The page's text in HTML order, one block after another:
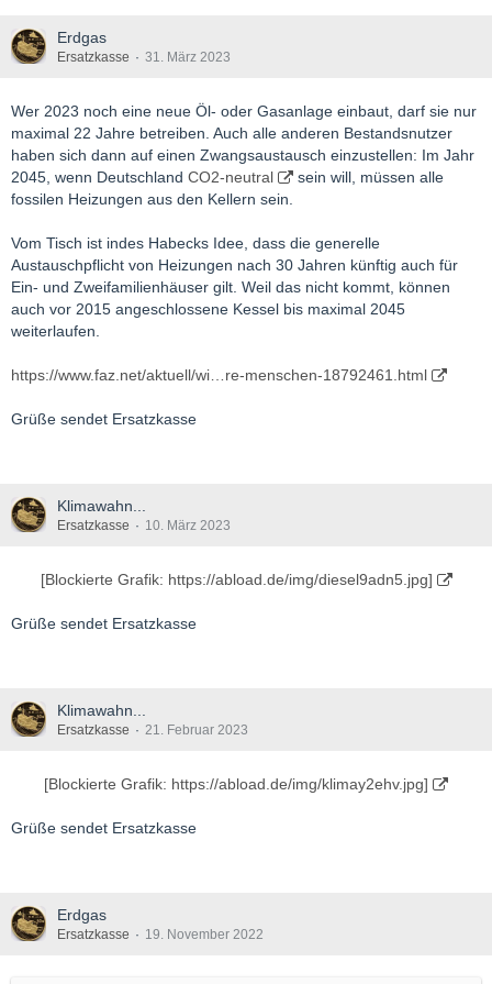
Erdgas
Ersatzkasse 31. März 2023
Wer 2023 noch eine neue Öl- oder Gasanlage einbaut, darf sie nur
maximal 22 Jahre betreiben. Auch alle anderen Bestandsnutzer
haben sich dann auf einen Zwangsaustausch einzustellen: Im Jahr
2045, wenn Deutschland CO2-neutral
sein will, müssen alle
fossilen Heizungen aus den Kellern sein.
Vom Tisch ist indes Habecks Idee, dass die generelle
Austauschpflicht von Heizungen nach 30 Jahren künftig auch für
Ein- und Zweifamilienhäuser gilt. Weil das nicht kommt, können
auch vor 2015 angeschlossene Kessel bis maximal 2045
weiterlaufen.
https://www.faz.net/aktuell/wi…re-menschen-18792461.html
Grüße sendet Ersatzkasse
Klimawahn...
Ersatzkasse 10. März 2023
[Blockierte Grafik: https://abload.de/img/diesel9adn5.jpg]
Grüße sendet Ersatzkasse
Klimawahn...
Ersatzkasse 21. Februar 2023
[Blockierte Grafik: https://abload.de/img/klimay2ehv.jpg]
Grüße sendet Ersatzkasse
Erdgas
Ersatzkasse 19. November 2022